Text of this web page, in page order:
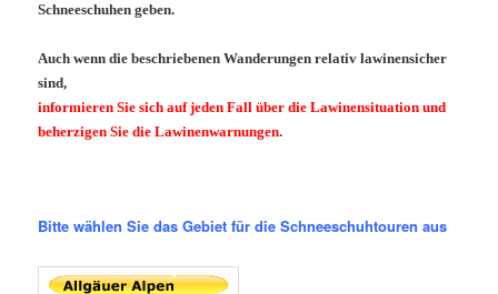
Schneeschuhen geben.
Auch wenn die beschriebenen Wanderungen relativ lawinensicher
sind,
informieren Sie sich auf jeden Fall über die Lawinensituation und
beherzigen Sie die Lawinenwarnungen.
Bitte wählen Sie das Gebiet für die Schneeschuhtouren aus